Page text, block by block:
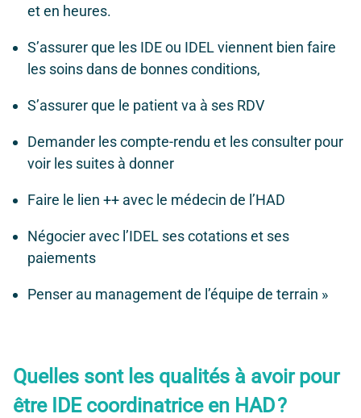
et en heures.
S’assurer que les IDE ou IDEL viennent bien faire
les soins dans de bonnes conditions,
S’assurer que le patient va à ses RDV
Demander les compte-rendu et les consulter pour
voir les suites à donner
Faire le lien ++ avec le médecin de l’HAD
Négocier avec l’IDEL ses cotations et ses
paiements
Penser au management de l’équipe de terrain »
Quelles sont les qualités à avoir pour
être IDE coordinatrice en HAD ?